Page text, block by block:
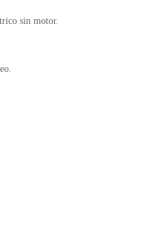
sin motor.